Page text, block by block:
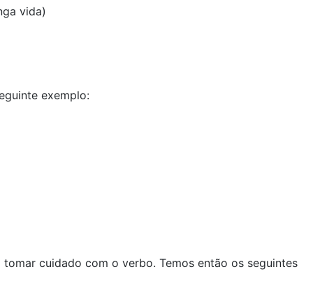
vida)
exemplo:
cuidado com o verbo. Temos então os seguintes